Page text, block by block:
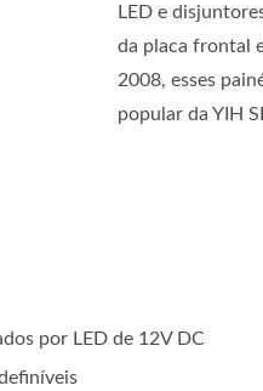
LED e
da placa frontal
2008, esses
popular da YIH
por LED de 12V DC